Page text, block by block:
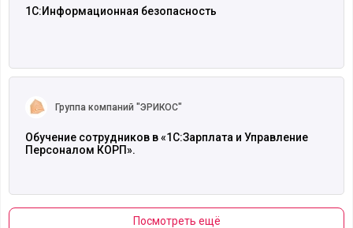
1С:Информационная безопасность
Группа компаний "ЭРИКОС"
Обучение сотрудников в «1С:Зарплата и Управление
Персоналом КОРП».
Посмотреть ещё